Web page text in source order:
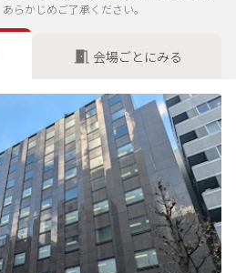
らかじめご了承ください。
会場ごとにみる